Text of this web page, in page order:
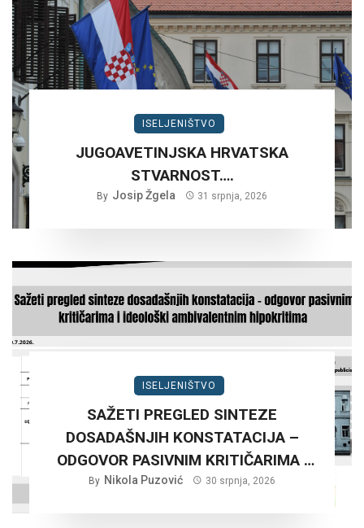
ISELJENIŠTVO
JUGOAVETINJSKA HRVATSKA
STVARNOST….
By Josip Žgela 31 srpnja, 2026
ISELJENIŠTVO
SAŽETI PREGLED SINTEZE
DOSADAŠNJIH KONSTATACIJA –
ODGOVOR PASIVNIM KRITIČARIMA I
IDEOLOŠKI AMBIVALENTNIM
By Nikola Puzović 30 srpnja, 2026